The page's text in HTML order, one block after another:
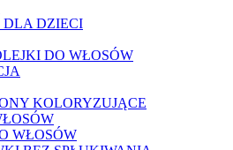
DZIECI
DO WŁOSÓW
KOLORYZUJĄCE
WŁOSÓW